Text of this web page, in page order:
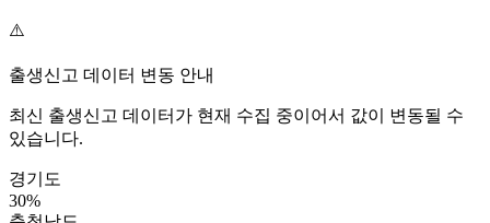
⚠️
출생신고 데이터 변동 안내
최신 출생신고 데이터가 현재 수집 중이어서 값이 변동될 수
있습니다.
경기도
30%